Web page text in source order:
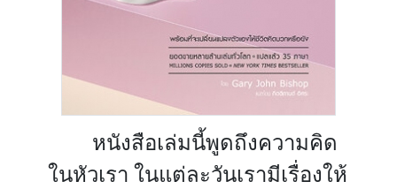
หนังสือเล่มนี้พูดถึงความคิด
ในหัวเรา ในแต่ละวันเรามีเรื่องให้